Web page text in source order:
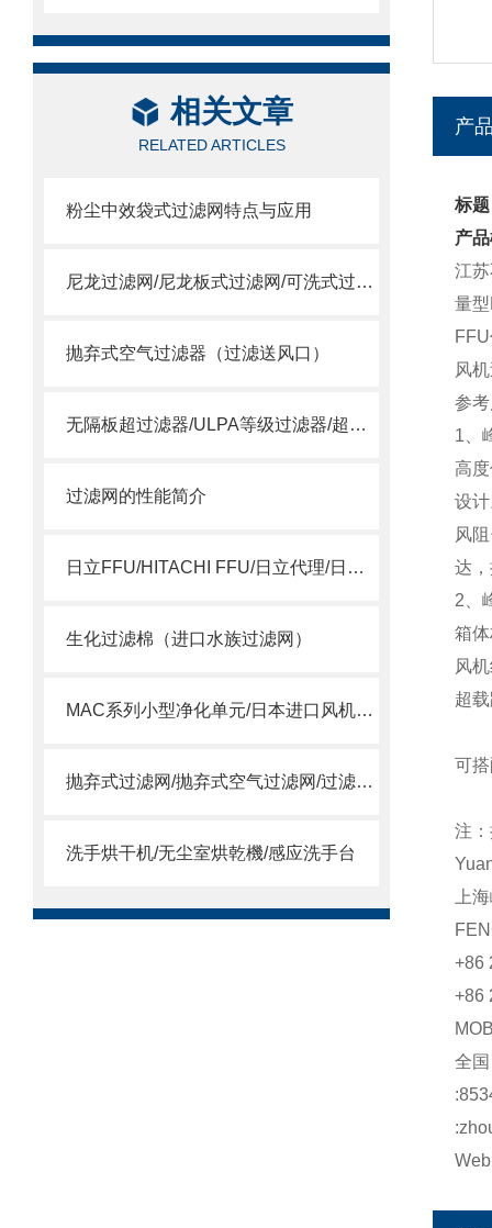
相关文章
RELATED ARTICLES
粉尘中效袋式过滤网特点与应用
尼龙过滤网/尼龙板式过滤网/可洗式过滤网
抛弃式空气过滤器（过滤送风口）
无隔板超过滤器/ULPA等级过滤器/超空气过滤器
过滤网的性能简介
日立FFU/HITACHI FFU/日立代理/日立15SSQS
生化过滤棉（进口水族过滤网）
MAC系列小型净化单元/日本进口风机单元/MAC风机
抛弃式过滤网/抛弃式空气过滤网/过滤送风口/一体式过滤箱
洗手烘干机/无尘室烘乾機/感应洗手台
产
标
产
江
量
风
参
1、
高
设
风
达
2、
箱
风
超
可
注
上
+86
+86
全